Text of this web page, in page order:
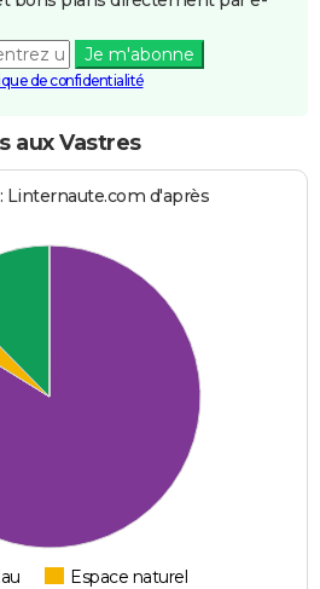
Je m'abonne
de confidentialité
aux Vastres
Linternaute.com d'après
Espace naturel